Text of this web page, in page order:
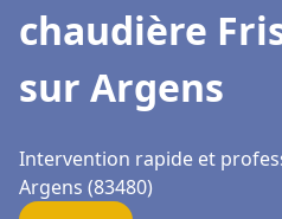
chaudière
sur Argens
Intervention rapide et
Argens (83480)